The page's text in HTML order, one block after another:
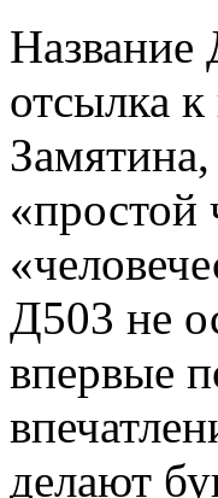
Название
отсылка
«простой
Д503 не
впервые
делают